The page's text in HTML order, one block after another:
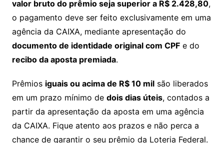
valor bruto do prêmio seja superior a R$ 2.428,80,
o pagamento deve ser feito exclusivamente em uma
agência da CAIXA, mediante apresentação do
documento de identidade original com CPFe do
recibo da aposta premiada.
Prêmios iguais ou acima de R$ 10 milsão liberados
em um prazo mínimo de dois dias úteis, contados a
partir da apresentação da aposta em uma agência
da CAIXA. Fique atento aos prazos e não perca a
chance de garantir o seu prêmio da Loteria Federal.